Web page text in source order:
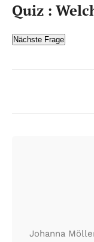
Quiz :
Nächste Frage
Johanna